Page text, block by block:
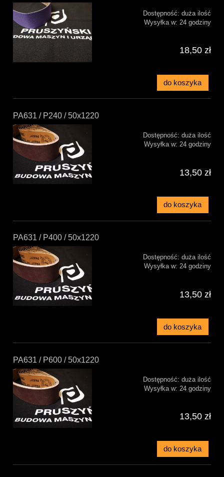
Dostępność: duża ilość
Wysyłka w: 24 godziny
18,50 zł
do koszyka
PA631 / P240 / 50x1220
Dostępność: duża ilość
Wysyłka w: 24 godziny
13,50 zł
do koszyka
PA631 / P400 / 50x1220
Dostępność: duża ilość
Wysyłka w: 24 godziny
13,50 zł
do koszyka
PA631 / P600 / 50x1220
Dostępność: duża ilość
Wysyłka w: 24 godziny
13,50 zł
do koszyka